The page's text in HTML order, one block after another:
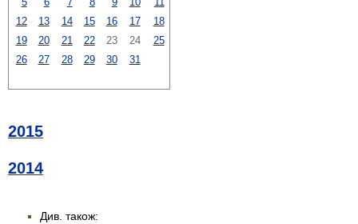
12
13 14 15 16 17
18
19
20 21 22 23 24
25
26
27 28 29 30 31
2015
2014
Див. також: